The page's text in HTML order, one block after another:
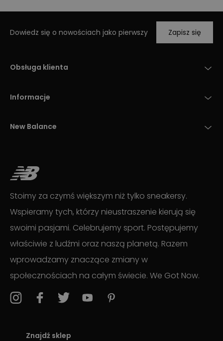
Dowiedz się o nowościach jako pierwszy Zapisz się
Obsługa klienta
Informacje
New Balance
Stoimy za czymś większym niż tylko sneakersy.
Wspieramy tych, którzy nieustraszenie kierują się
swoimi pasjami. Celebrujemy sport. Postępujemy
właściwie z ludźmi oraz naszą planetą. Razem
wprowadzamy znaczące zmiany w
społecznościach na całym świecie. We Got Now.
Znajdź sklep